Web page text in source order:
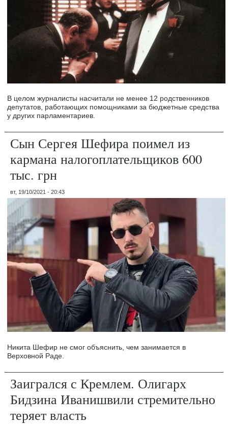
В целом журналисты насчитали не менее 12 родственников
депутатов, работающих помощниками за бюджетные средства
у других парламентариев.
Сын Сергея Шефира поимел из
кармана налогоплательщиков 600
тыс. грн
вт, 19/10/2021 - 20:43
Никита Шефир не смог объяснить, чем занимается в
Верховной Раде.
Заигрался с Кремлем. Олигарх
Бидзина Иванишвили стремительно
теряет власть